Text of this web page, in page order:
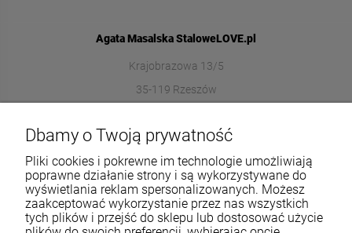
Agata Masalska StaloweLOVE.pl
Krajobrazowa 13/5
35-119 Rzeszów
572989669
Informacje
O nas
Dbamy o Twoją prywatność
Pliki cookies i pokrewne im technologie umożliwiają
poprawne działanie strony i są wykorzystywane do
wyświetlania reklam spersonalizowanych. Możesz
zaakceptować wykorzystanie przez nas wszystkich
tych plików i przejść do sklepu lub dostosować użycie